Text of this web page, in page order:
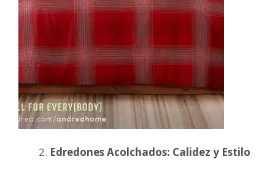
Edredones Acolchados: Calidez y Estilo